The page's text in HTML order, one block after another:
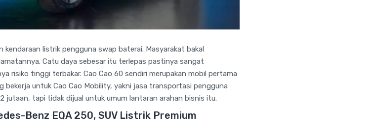
listrik pengguna swap baterai. Masyarakat bakal
Catu daya sebesar itu terlepas pastinya sangat
risiko tinggi terbakar. Cao Cao 60 sendiri merupakan mobil pertama
bekerja untuk Cao Cao Mobility, yakni jasa transportasi pengguna
jutaan, tapi tidak dijual untuk umum lantaran arahan bisnis itu.
Benz EQA 250, SUV Listrik Premium